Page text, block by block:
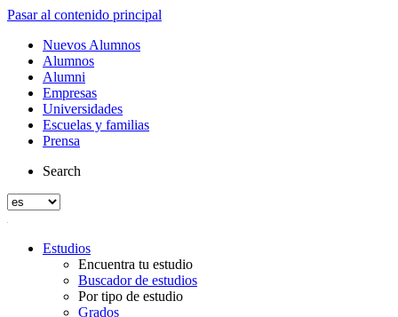
Pasar al contenido principal
Nuevos Alumnos
Alumnos
Alumni
Empresas
Universidades
Escuelas y familias
Prensa
Search
Estudios
Encuentra tu estudio
Buscador de estudios
Por tipo de estudio
Grados